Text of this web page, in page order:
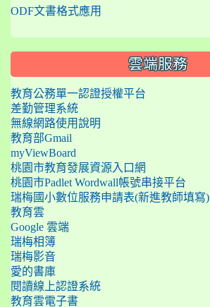
ODF文書格式應用
雲端服務
教育公務單一認證授權平台
差勤管理系統
無線網路使用說明
教育部Gmail
myViewBoard
桃園市教育發展資源入口網
桃園市Padlet Wordwall帳號串接平台
瑞梅國小數位服務申請表(新進教師填寫)
教育雲
Google 雲端
瑞梅相簿
瑞梅影音
愛的書庫
閱讀線上認證系統
教育雲電子書